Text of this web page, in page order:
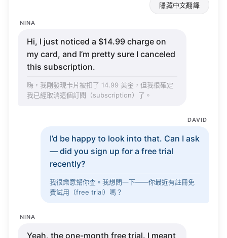
隱藏中文翻譯
NINA
Hi, I just noticed a $14.99 charge on
my card, and I’m pretty sure I canceled
this subscription.
嗨，我剛發現卡片被扣了 14.99 美金，但我很確定
我已經取消這個訂閱（subscription）了。
DAVID
I’d be happy to look into that. Can Iask
— did you sign up for afree trial
recently?
我很樂意幫你查。我想問一下——你最近有註冊免
費試用（free trial）嗎？
NINA
Yeah, the one-month free trial. I meant